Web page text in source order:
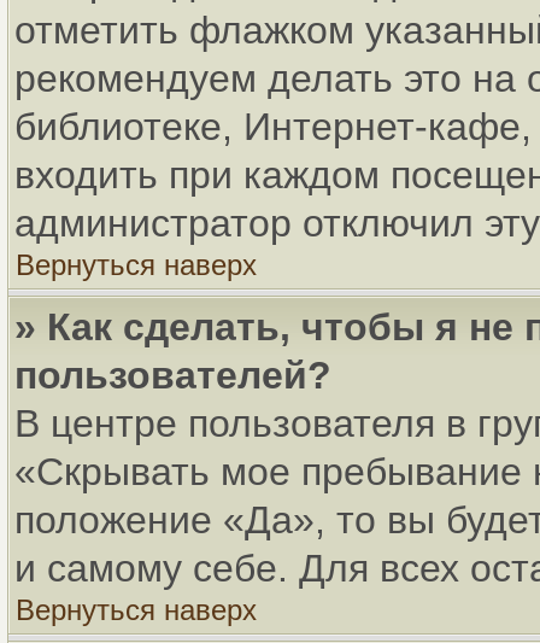
отметить флажком
рекомендуем делать это
библиотеке, Интернет-
входить при каждом
администратор отключил
Вернуться наверх
» Как сделать, чтобы я не
пользователей?
В центре пользователя в
«Скрывать мое пребывание
положение «Да», то вы
и самому себе. Для всех
Вернуться наверх